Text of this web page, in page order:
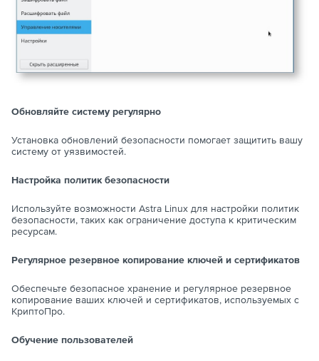
Обновляйте систему регулярно
Установка обновлений безопасности помогает защитить вашу
систему от уязвимостей.
Настройка политик безопасности
Используйте возможности Astra Linux для настройки политик
безопасности, таких как ограничение доступа к критическим
ресурсам.
Регулярное резервное копирование ключей и сертификатов
Обеспечьте безопасное хранение и регулярное резервное
копирование ваших ключей и сертификатов, используемых с
КриптоПро.
Обучение пользователей